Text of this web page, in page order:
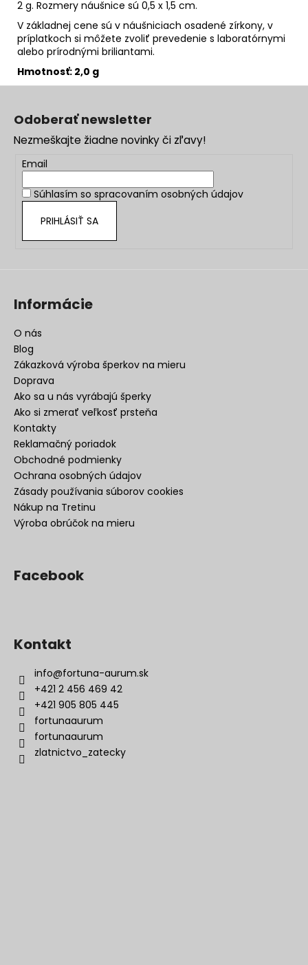
2 g. Rozmery náušnice sú 0,5 x 1,5 cm.
V základnej cene sú v náušniciach osadené zírkony, v
príplatkoch si môžete zvoliť prevedenie s laboratórnymi
alebo prírodnými briliantami.
Hmotnosť: 2,0 g
Odoberať newsletter
Nezmeškajte žiadne novinky či zľavy!
Email
Súhlasím so spracovaním osobných údajov
PRIHLÁSIŤ SA
Informácie
O nás
Blog
Zákazková výroba šperkov na mieru
Doprava
Ako sa u nás vyrábajú šperky
Ako si zmerať veľkosť prsteňa
Kontakty
Reklamačný poriadok
Obchodné podmienky
Ochrana osobných údajov
Zásady používania súborov cookies
Nákup na Tretinu
Výroba obrúčok na mieru
Facebook
Kontakt
info@fortuna-aurum.sk
+421 2 456 469 42
+421 905 805 445
fortunaaurum
fortunaaurum
zlatnictvo_zatecky